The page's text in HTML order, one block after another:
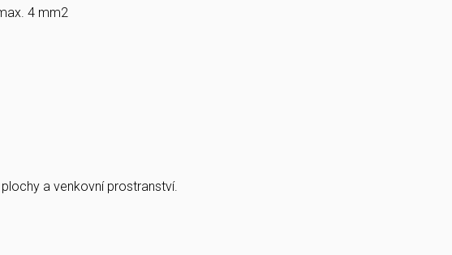
4 mm2
a venkovní prostranství.